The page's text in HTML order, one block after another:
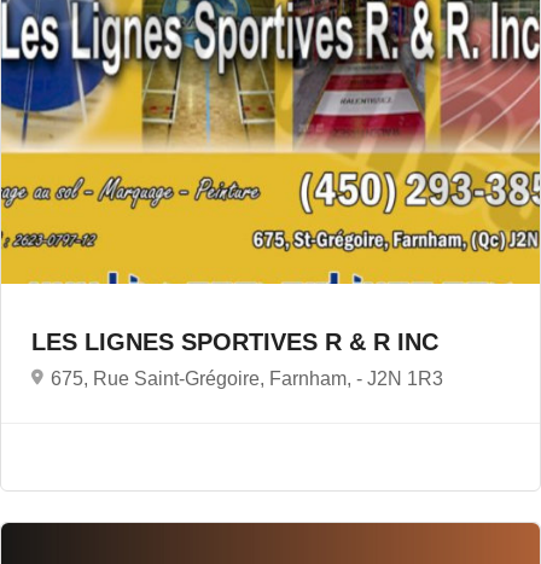
LES LIGNES SPORTIVES R & R INC
675, Rue Saint-Grégoire, Farnham, - J2N 1R3